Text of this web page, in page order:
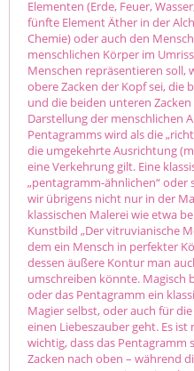
Elementen (Erde, Feuer,
fünfte Element Äther in der
Chemie) oder auch den
menschlichen Körper im
Menschen repräsentieren soll,
obere Zacken der Kopf sei, die
und die beiden unteren
Darstellung der menschlichen
Pentagramms wird als die
die umgekehrte Ausrichtung
eine Verkehrung gilt. Eine
„pentagramm-ähnlichen“
wir übrigens nicht nur in der
klassischen Malerei wie etwa
Kunstbild „Der vitruvianische
dem ein Mensch in perfekter
dessen äußere Kontur man
umschreiben könnte. Magisch
oder das Pentagramm ein
Magier selbst, oder auch für
einen Liebeszauber geht. Es
wichtig, dass das
Zacken nach oben – während